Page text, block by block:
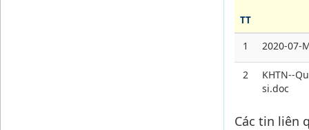
TT
1 2020-07-
2
KHTN--
si.doc
Các tin liên